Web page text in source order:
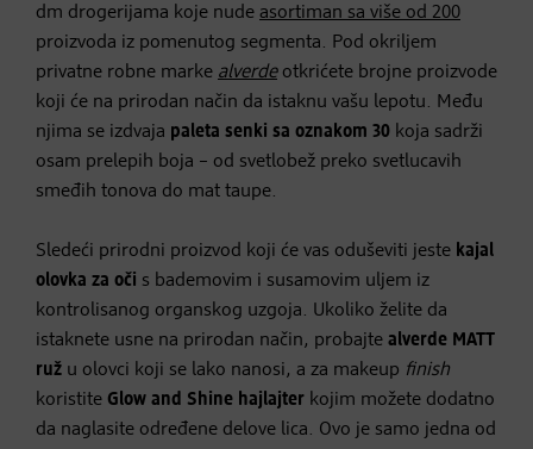
dm drogerijama koje nude asortiman sa više od 200
proizvoda iz pomenutog segmenta. Pod okriljem
privatne robne marke alverdeotkrićete brojne proizvode
koji će na prirodan način da istaknu vašu lepotu. Među
njima se izdvaja paleta senki sa oznakom 30 koja sadrži
osam prelepih boja – od svetlobež preko svetlucavih
smeđih tonova do mat taupe.
Sledeći prirodni proizvod koji će vas oduševiti jeste kajal
olovka za oči s bademovim i susamovim uljem iz
kontrolisanog organskog uzgoja. Ukoliko želite da
istaknete usne na prirodan način, probajte alverde MATT
ruž u olovci koji se lako nanosi, a za makeup finish
koristite Glow and Shine hajlajter kojim možete dodatno
da naglasite određene delove lica. Ovo je samo jedna od